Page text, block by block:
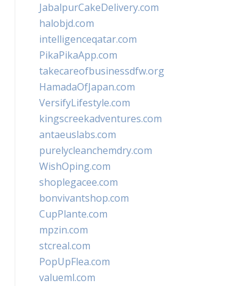
JabalpurCakeDelivery.com
halobjd.com
intelligenceqatar.com
PikaPikaApp.com
takecareofbusinessdfw.org
HamadaOfJapan.com
VersifyLifestyle.com
kingscreekadventures.com
antaeuslabs.com
purelycleanchemdry.com
WishOping.com
shoplegacee.com
bonvivantshop.com
CupPlante.com
mpzin.com
stcreal.com
PopUpFlea.com
valueml.com